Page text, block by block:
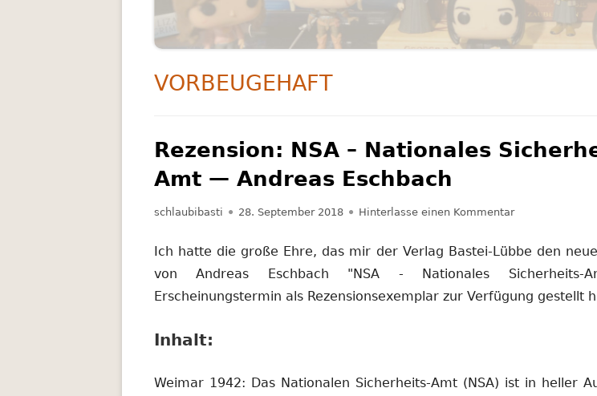
RATGEBER PERSÖNLICHKEITSENTWICKLUNG
THRILLER
SCHLAGWORT:
VORBEUGEHAFT
Rezension: NSA – Nationales
Amt — Andreas Eschbach
Autor
schlaubibasti
Veröffentlicht
28. September 2018 Hinterlasse einen Kommentarzu Rezension:
Ich hatte die große Ehre, das mir der Verlag Bastei-Lübbe den
von Andreas Eschbach "NSA - Nationales Sicherheits-
Erscheinungstermin als Rezensionsexemplar zur Verfügung gestellt
Inhalt:
Weimar 1942: Das Nationalen Sicherheits-Amt (NSA) ist in heller